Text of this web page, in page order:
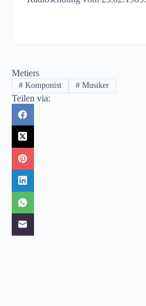
Metiers
#Komponist #Musiker
Teilen via: